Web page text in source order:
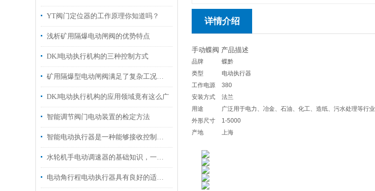
YT阀门定位器的工作原理你知道吗？
浅析矿用隔爆电动闸阀的优势特点
DKJ电动执行机构的三种控制方式
矿用隔爆型电动闸阀满足了复杂工况下的多样化需求
DKJ电动执行机构的应用领域竟有这么广
智能调节阀门电动装置的检定方法
智能电动执行器是一种能够接收控制信号的设备
水轮机手电动调速器的基础知识，一篇搞定
电动角行程电动执行器具有良好的适应性
详情介绍
手动蝶阀 产品描述
品牌 蝶黔
类型
电动执行器
工作电源
380
安装方式
法兰
用途
广泛用于电力、冶金、石油、化工、造纸、污水处理等行业
外形尺寸
1-5000
产地
上海